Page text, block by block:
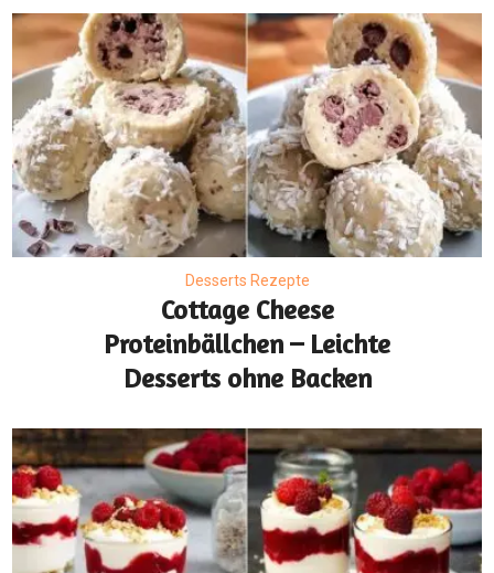
Desserts Rezepte
Cottage Cheese
Proteinbällchen – Leichte
Desserts ohne Backen